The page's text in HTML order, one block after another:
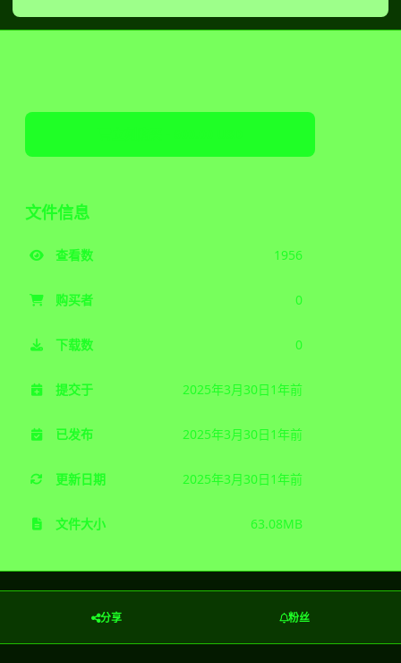
文件信息
查看数 1956
购买者 0
下载数 0
提交于 2025年3月30日1年前
已发布 2025年3月30日1年前
更新日期 2025年3月30日1年前
文件大小 63.08MB
分享 粉丝